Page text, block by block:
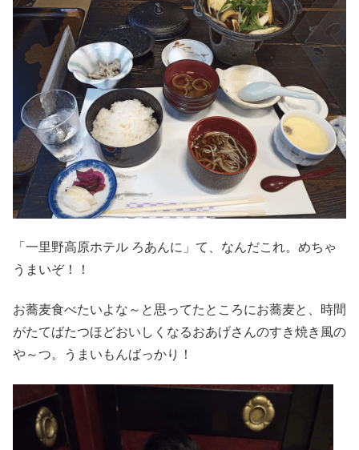
「一里野高原ホテル ろあんに」て、なんだこれ。めちゃ
うまいぞ！！
お蕎麦食べたいよな～と思ってたところにお蕎麦と、時間
がたてばたつほどおいしくなるおあげさんのすき焼き風の
や～つ。うまいもんばっかり！